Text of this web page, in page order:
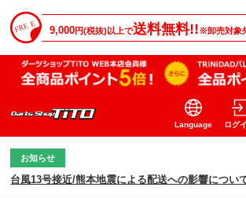
9,000円(税抜)以上で送料無料!!※卸売対象
Language ログ
お知らせ
台風13号接近/熊本地震による配送への影響につい